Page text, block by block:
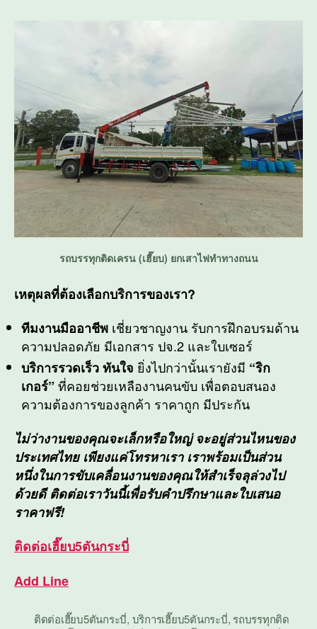
รถบรรทุกติดเครน (เฮี๊ยบ) ยกเสาไฟทำทางถนน
เหตุผลที่ต้องเลือกบริการของเรา?
ทีมงานมืออาชีพ เชี่ยวชาญงาน รับการฝึกอบรมด้าน
ความปลอดภัย มีเอกสาร ปจ.2 และใบเซอร์
บริการรวดเร็ว ทันใจ ยิ่งไปกว่านั้นเรายังมี “ริก
เกอร์” ที่คอยช่วยเหลืองานคนขับ เพื่อตอบสนอง
ความต้องการของลูกค้า ราคาถูก มีประกัน
ไม่ว่างานของคุณจะเล็กหรือใหญ่ จะอยู่ส่วนไหนของ
ประเทศไทย เพียงแค่โทรหาเรา เราพร้อมเป็นส่วน
หนึ่งในการขับเคลื่อนงานของคุณให้สำเร็จลุล่วงไป
ด้วยดี ติดต่อเราวันนี้เพื่อรับคำปรึกษาและใบเสนอ
ราคาฟรี!
ติดต่อเฮี๊ยบ5ตันกระบี่
Add Line
ติดต่อเฮี๊ยบ5ตันกระบี่, บริการเฮี๊ยบ5ตันกระบี่, รถบรรทุกติด